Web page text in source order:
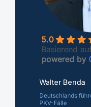
5.0
Basierend
powered by
Walter Benda
Deutschlands
PKV-Fälle